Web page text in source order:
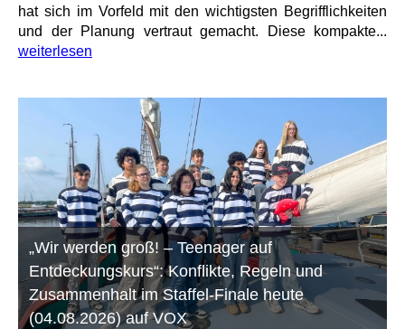
hat sich im Vorfeld mit den wichtigsten Begrifflichkeiten
und der Planung vertraut gemacht. Diese kompakte...
weiterlesen
„Wir werden groß! – Teenager auf
Entdeckungskurs“: Konflikte, Regeln und
Zusammenhalt im Staffel-Finale heute
(04.08.2026) auf VOX